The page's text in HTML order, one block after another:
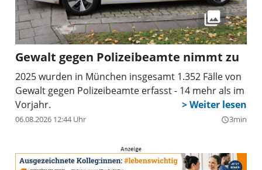
Gewalt gegen Polizeibeamte nimmt zu
2025 wurden in München insgesamt 1.352 Fälle von
Gewalt gegen Polizeibeamte erfasst - 14 mehr als im
Vorjahr.
06.08.2026 12:44 Uhr query_builder3min